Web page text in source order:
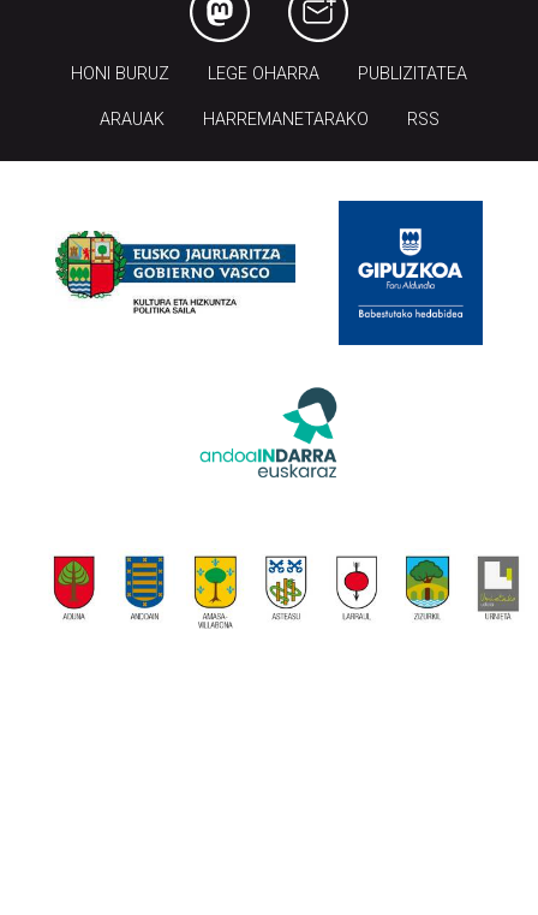
HONI BURUZ LEGE OHARRA PUBLIZITATEA
ARAUAK HARREMANETARAKO RSS